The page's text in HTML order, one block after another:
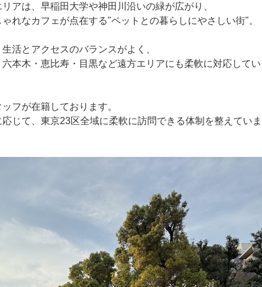
アは、早稲田大学や神田川沿いの緑が広がり、
れなカフェが点在する"ペットとの暮らしにやさしい街"。
活とアクセスのバランスがよく、
本木・恵比寿・目黒など遠方エリアにも柔軟に対応してい
フが在籍しております。
じて、東京23区全域に柔軟に訪問できる体制を整えていま